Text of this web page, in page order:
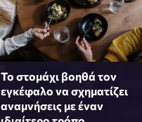
Το στομάχι βοηθά τον
εγκέφαλο να σχηματίζει
αναμνήσεις με έναν